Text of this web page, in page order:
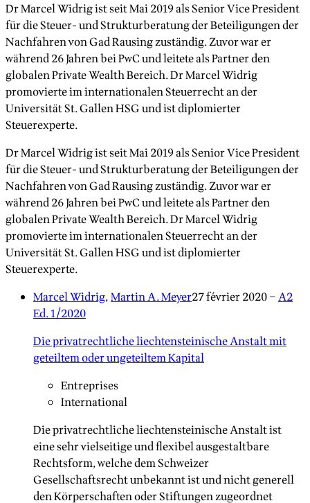
Dr Marcel Widrig ist seit Mai 2019 als Senior Vice President
für die Steuer- und Strukturberatung der Beteiligungen der
Nachfahren von Gad Rausing zuständig. Zuvor war er
während 26 Jahren bei PwC und leitete als Partner den
globalen Private Wealth Bereich. Dr Marcel Widrig
promovierte im internationalen Steuerrecht an der
Universität St. Gallen HSG und ist diplomierter
Steuerexperte.
Dr Marcel Widrig ist seit Mai 2019 als Senior Vice President
für die Steuer- und Strukturberatung der Beteiligungen der
Nachfahren von Gad Rausing zuständig. Zuvor war er
während 26 Jahren bei PwC und leitete als Partner den
globalen Private Wealth Bereich. Dr Marcel Widrig
promovierte im internationalen Steuerrecht an der
Universität St. Gallen HSG und ist diplomierter
Steuerexperte.
Marcel Widrig,Martin A. Meyer27 février 2020–A2
Ed. 1/2020
Die privatrechtliche liechtensteinische Anstalt mit
geteiltem oder ungeteiltem Kapital
Entreprises
International
Die privatrechtliche liechtensteinische Anstalt ist
eine sehr vielseitige und flexibel ausgestaltbare
Rechtsform, welche dem Schweizer
Gesellschaftsrecht unbekannt ist und nicht generell
den Körperschaften oder Stiftungen zugeordnet